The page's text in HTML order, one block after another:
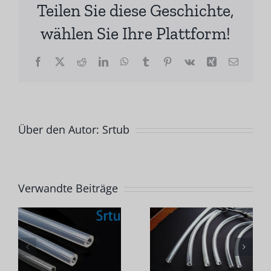
Teilen Sie diese Geschichte,
wählen Sie Ihre Plattform!
Facebook
X RedditLinkedInWhatsApp
Tumblr Pinterest
Vk Xing E-
Über den Autor: Srtub
Verwandte Beiträge
Welche
Faktoren
haben
einen
Wie lange
ist die